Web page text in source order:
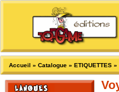
Accueil » Catalogue » ETIQUETTES »